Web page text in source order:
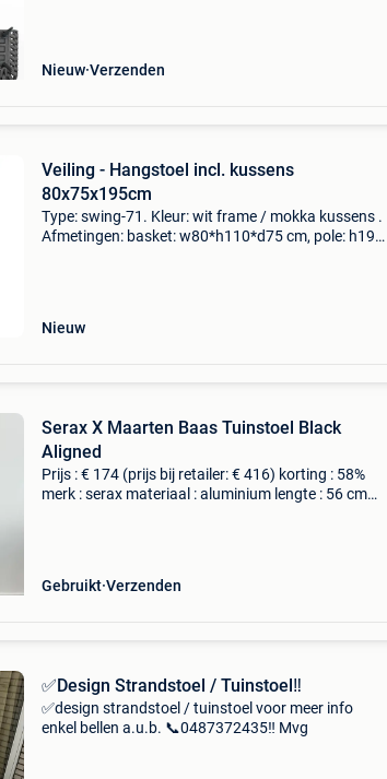
Nieuw Verzenden
Veiling - Hangstoel incl. kussens
80x75x195cm
Type: swing-71. Kleur: wit frame / mokka kussens .
Afmetingen: basket: w80*h110*d75 cm, pole: h195
Nieuw
Serax X Maarten Baas Tuinstoel Black
Aligned
Prijs : € 174 (prijs bij retailer: € 416) korting : 58%
merk : serax materiaal : aluminium lengte : 56 cm
Gebruikt Verzenden
✅Design Strandstoel / Tuinstoel‼️
✅design strandstoel / tuinstoel voor meer info
enkel bellen a.u.b. 📞0487372435‼️ Mvg